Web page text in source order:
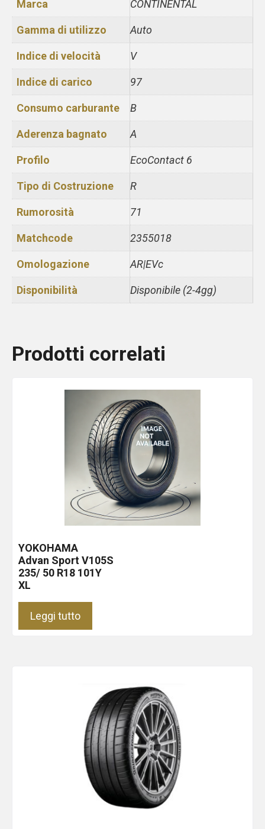
Marca CONTINENTAL
Gamma di utilizzo Auto
Indice di velocità V
Indice di carico 97
Consumo carburante B
Aderenza bagnato A
Profilo EcoContact 6
Tipo di Costruzione R
Rumorosità 71
Matchcode 2355018
Omologazione AR|EVc
Disponibilità Disponibile (2-4gg)
Prodotti correlati
YOKOHAMA
Advan Sport V105S
235/ 50 R18 101Y
XL
Leggi tutto